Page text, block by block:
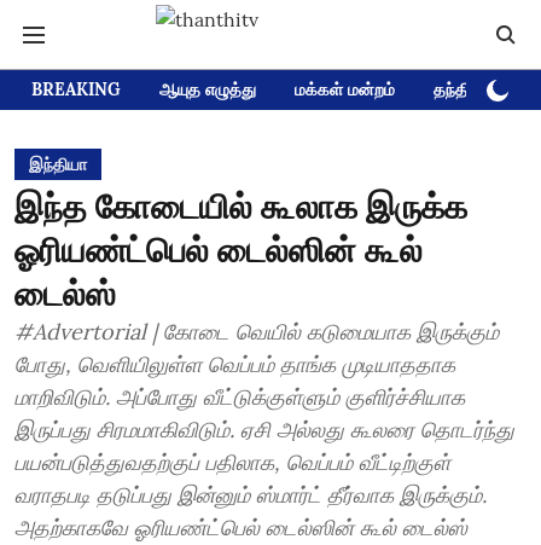
BREAKING ஆயுத எழுத்து மக்கள் மன்றம் தந்தி டிவி
இந்தியா
இந்த கோடையில் கூலாக இருக்க
ஓரியண்ட்பெல் டைல்ஸின் கூல்
டைல்ஸ்
#Advertorial | கோடை வெயில் கடுமையாக இருக்கும்
போது, வெளியிலுள்ள வெப்பம் தாங்க முடியாததாக
மாறிவிடும். அப்போது வீட்டுக்குள்ளும் குளிர்ச்சியாக
இருப்பது சிரமமாகிவிடும். ஏசி அல்லது கூலரை தொடர்ந்து
பயன்படுத்துவதற்குப் பதிலாக, வெப்பம் வீட்டிற்குள்
வராதபடி தடுப்பது இன்னும் ஸ்மார்ட் தீர்வாக இருக்கும்.
அதற்காகவே ஓரியண்ட்பெல் டைல்ஸின் கூல் டைல்ஸ்